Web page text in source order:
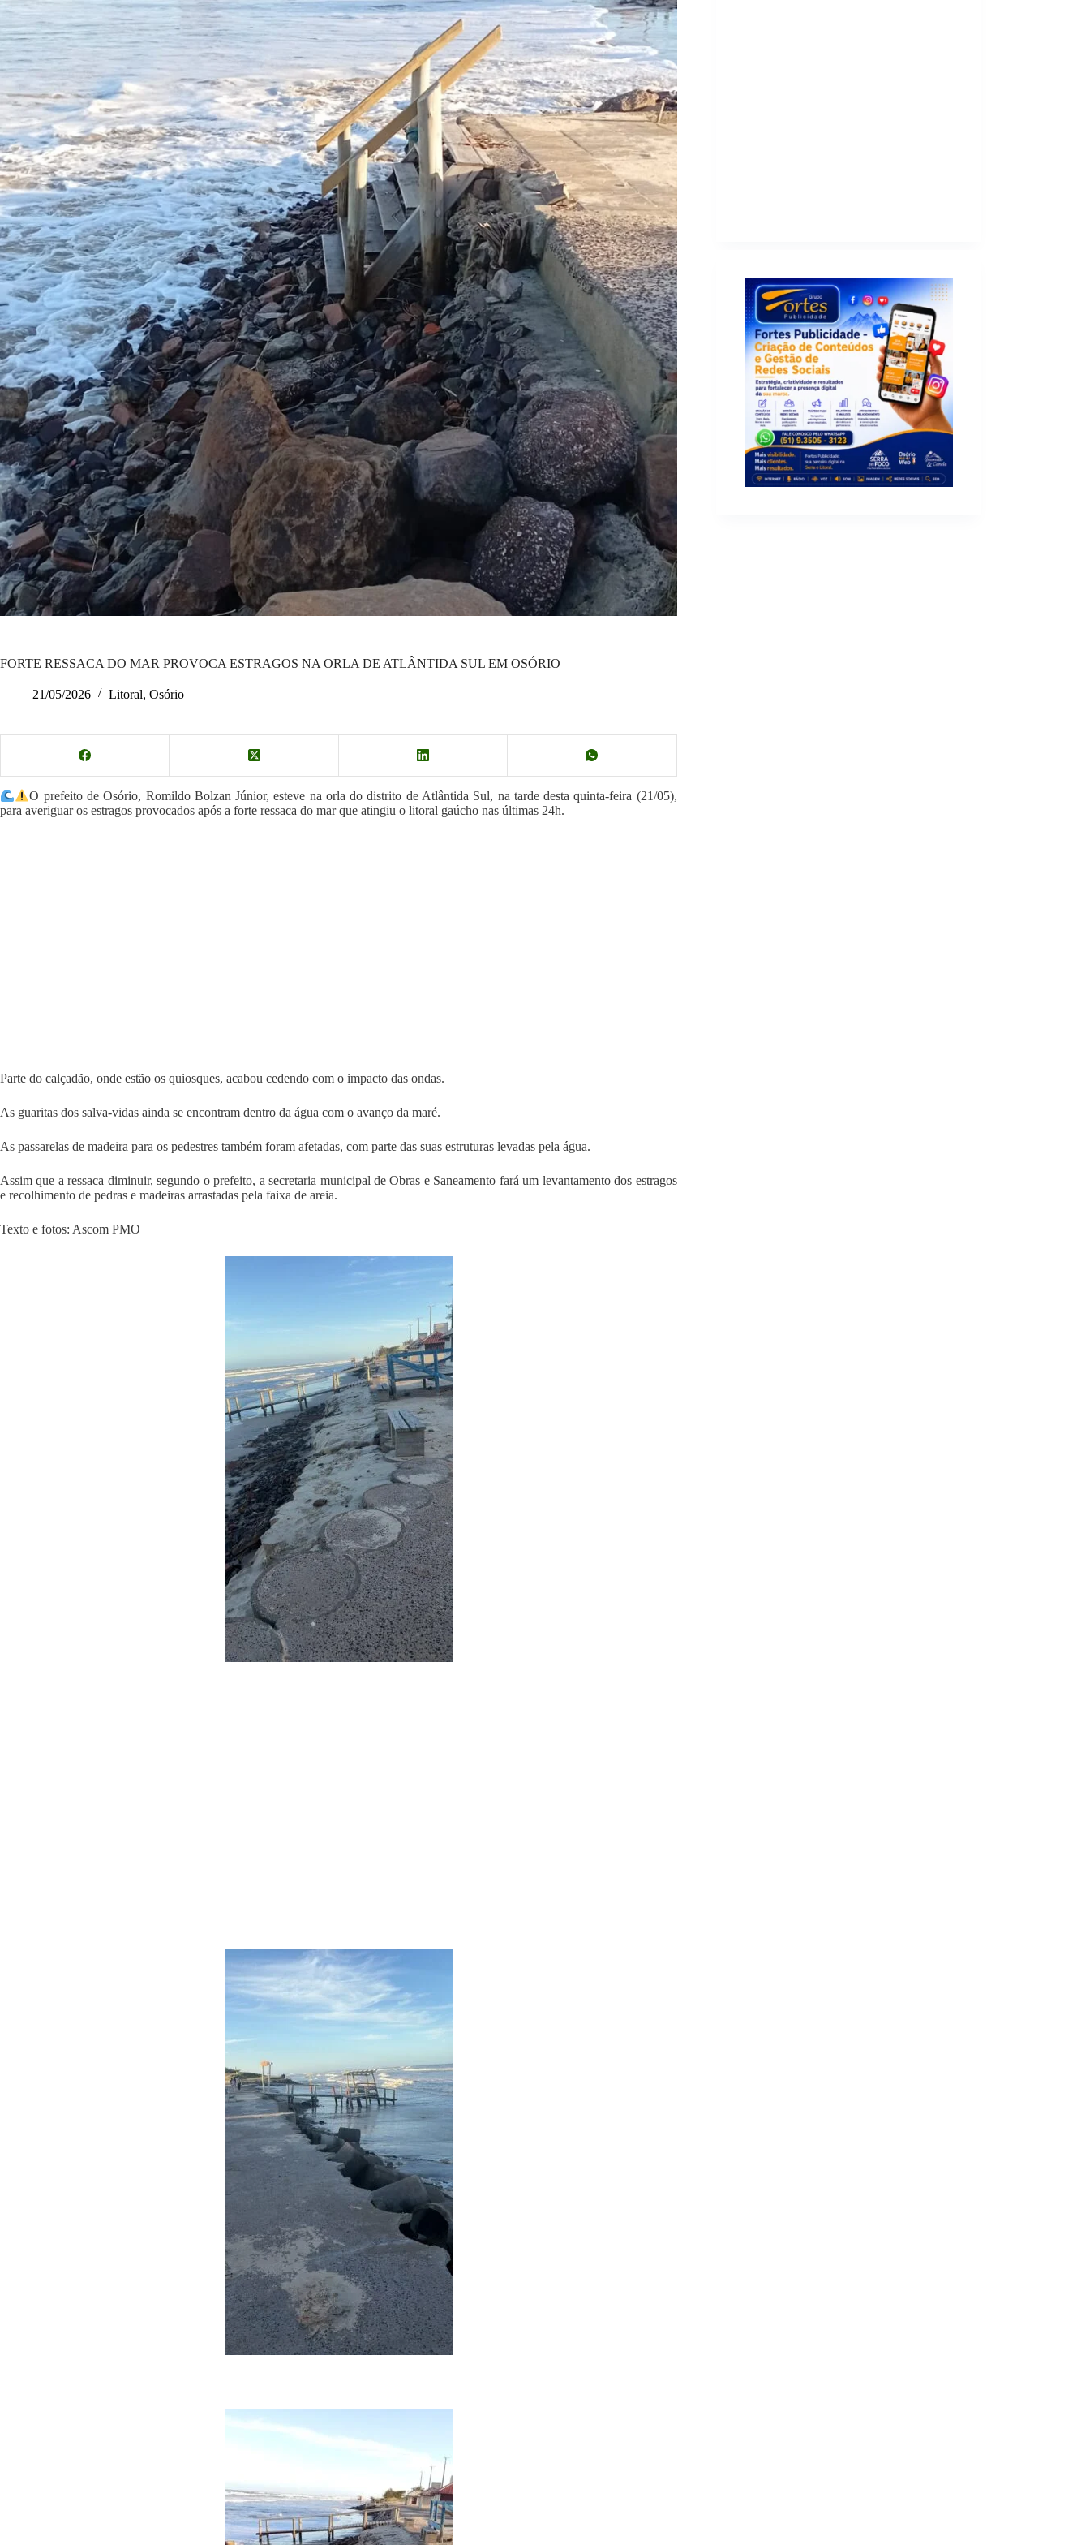
FORTE RESSACA DO MAR PROVOCA ESTRAGOS NA ORLA DE ATLÂNTIDA SUL EM OSÓRIO
21/05/2026 Litoral, Osório
O prefeito de Osório, Romildo Bolzan Júnior, esteve na orla do distrito de Atlântida Sul, na tarde desta quinta-feira (21/05),
para averiguar os estragos provocados após a forte ressaca do mar que atingiu o litoral gaúcho nas últimas 24h.
Parte do calçadão, onde estão os quiosques, acabou cedendo com o impacto das ondas.
As guaritas dos salva-vidas ainda se encontram dentro da água com o avanço da maré.
As passarelas de madeira para os pedestres também foram afetadas, com parte das suas estruturas levadas pela água.
Assim que a ressaca diminuir, segundo o prefeito, a secretaria municipal de Obras e Saneamento fará um levantamento dos estragos
e recolhimento de pedras e madeiras arrastadas pela faixa de areia.
Texto e fotos: Ascom PMO